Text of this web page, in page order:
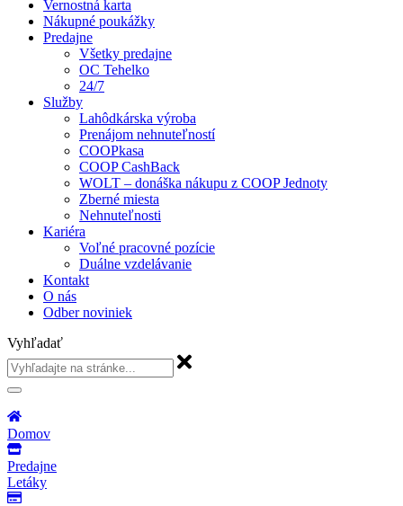
Vernostná karta
Nákupné poukážky
Predajne
Všetky predajne
OC Tehelko
24/7
Služby
Lahôdkárska výroba
Prenájom nehnuteľností
COOPkasa
COOP CashBack
WOLT – donáška nákupu z COOP Jednoty
Zberné miesta
Nehnuteľnosti
Kariéra
Voľné pracovné pozície
Duálne vzdelávanie
Kontakt
O nás
Odber noviniek
Vyhľadať
Domov
Predajne
Letáky